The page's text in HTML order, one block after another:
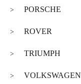
> PORSCHE
> ROVER
> TRIUMPH
> VOLKSWAGEN